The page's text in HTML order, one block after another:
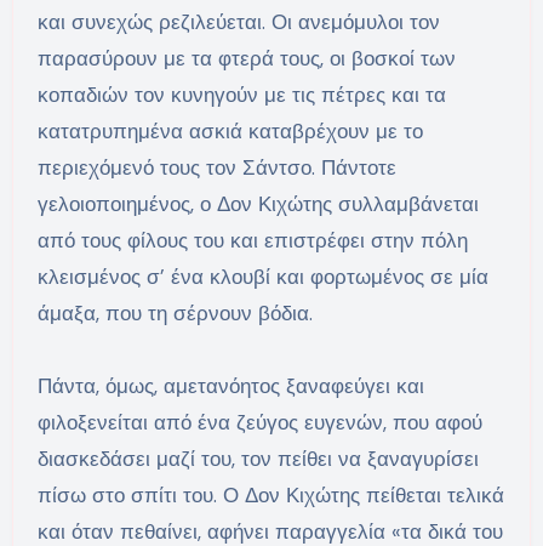
και συνεχώς ρεζιλεύεται. Οι ανεμόμυλοι τον
παρασύρουν με τα φτερά τους, οι βοσκοί των
κοπαδιών τον κυνηγούν με τις πέτρες και τα
κατατρυπημένα ασκιά καταβρέχουν με το
περιεχόμενό τους τον Σάντσο. Πάντοτε
γελοιοποιημένος, ο Δον Κιχώτης συλλαμβάνεται
από τους φίλους του και επιστρέφει στην πόλη
κλεισμένος σ’ ένα κλουβί και φορτωμένος σε μία
άμαξα, που τη σέρνουν βόδια.
Πάντα, όμως, αμετανόητος ξαναφεύγει και
φιλοξενείται από ένα ζεύγος ευγενών, που αφού
διασκεδάσει μαζί του, τον πείθει να ξαναγυρίσει
πίσω στο σπίτι του. Ο Δον Κιχώτης πείθεται τελικά
και όταν πεθαίνει, αφήνει παραγγελία «τα δικά του